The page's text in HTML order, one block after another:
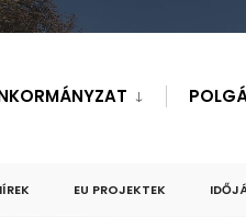
EU PROJEKTEK